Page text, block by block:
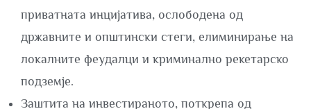
приватната инцијатива, ослободена од
државните и општински стеги, елиминирање на
локалните феудалци и криминално рекетарско
подземје.
Заштита на инвестираното, поткрепа од